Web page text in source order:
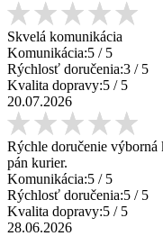
Skvelá komunikácia
Komunikácia:5 / 5
Rýchlosť doručenia:3 / 5
Kvalita dopravy:5 / 5
20.07.2026
Rýchle doručenie
pán kurier.
Komunikácia:5 / 5
Rýchlosť doručenia:5 / 5
Kvalita dopravy:5 / 5
28.06.2026